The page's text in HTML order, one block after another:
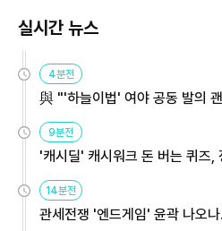
실시간 뉴스
4분전
與 "'하늘이법' 여야 공동 발의
9분전
'캐시딜' 캐시워크 돈 버는 퀴즈,
14분전
관세전쟁 '엔드게임' 윤곽 나오